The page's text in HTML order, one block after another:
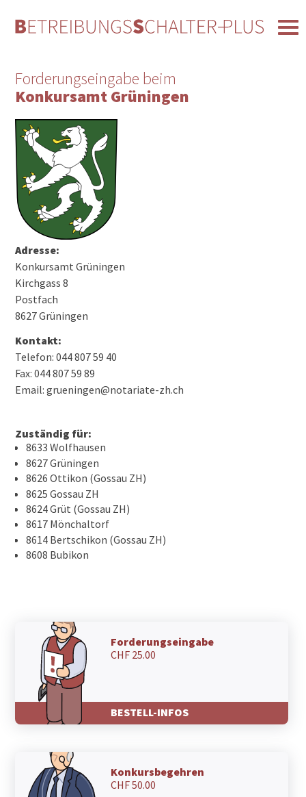
Forderungseingabe beim
Konkursamt Grüningen
Adresse:
Konkursamt Grüningen
Kirchgass 8
Postfach
8627 Grüningen
Kontakt:
Telefon: 044 807 59 40
Fax: 044 807 59 89
Email: grueningen@notariate-zh.ch
Zuständig für:
8633 Wolfhausen
8627 Grüningen
8626 Ottikon (Gossau ZH)
8625 Gossau ZH
8624 Grüt (Gossau ZH)
8617 Mönchaltorf
8614 Bertschikon (Gossau ZH)
8608 Bubikon
Forderungseingabe
CHF 25.00
BESTELL-INFOS
Konkursbegehren
CHF 50.00